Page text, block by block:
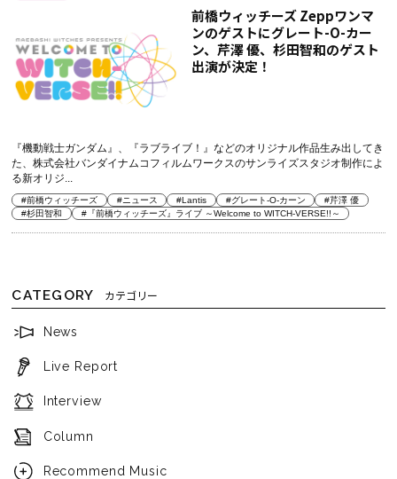
前橋ウィッチーズ Zeppワンマ
ンのゲストにグレート-O-カー
ン、芹澤 優、杉田智和のゲスト
出演が決定！
『機動戦士ガンダム』、『ラブライブ！』などのオリジナル作品生み出してき
た、株式会社バンダイナムコフィルムワークスのサンライズスタジオ制作によ
る新オリジ...
#前橋ウィッチーズ #ニュース #Lantis #グレート-O-カーン
#芹澤 優
#杉田智和
#『前橋ウィッチーズ』ライブ ～Welcome to WITCH-VERSE!!～
CATEGORY カテゴリー
News
Live Report
Interview
Column
Recommend Music